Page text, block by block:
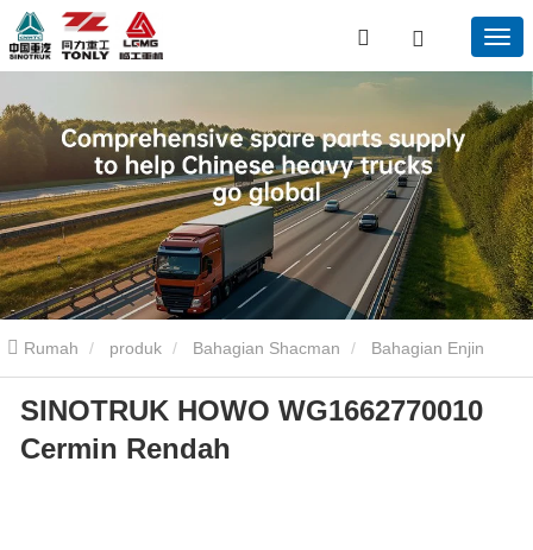
Rumah produk Bahagian Shacman Bahagian Enjin
Shacman SINOTRUK HOWO WG1662770010 Cermin Rendah
SINOTRUK HOWO WG1662770010
Cermin Rendah